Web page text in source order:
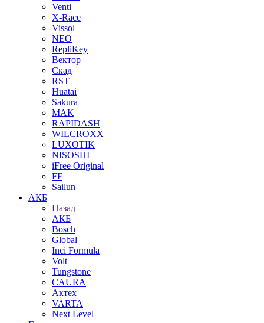
Venti
X-Race
Vissol
NEO
RepliKey
Вектор
Скад
RST
Huatai
Sakura
MAK
RAPIDASH
WILCROXX
LUXOTIK
NISOSHI
iFree Original
FF
Sailun
АКБ
Назад
АКБ
Bosch
Global
Inci Formula
Volt
Tungstone
CAURA
Актех
VARTA
Next Level